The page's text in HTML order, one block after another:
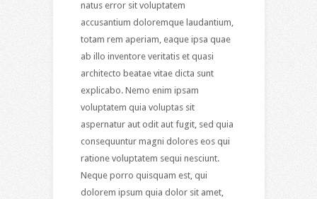
natus error sit voluptatem
accusantium doloremque laudantium,
totam rem aperiam, eaque ipsa quae
ab illo inventore veritatis et quasi
architecto beatae vitae dicta sunt
explicabo. Nemo enim ipsam
voluptatem quia voluptas sit
aspernatur aut odit aut fugit, sed quia
consequuntur magni dolores eos qui
ratione voluptatem sequi nesciunt.
Neque porro quisquam est, qui
dolorem ipsum quia dolor sit amet,